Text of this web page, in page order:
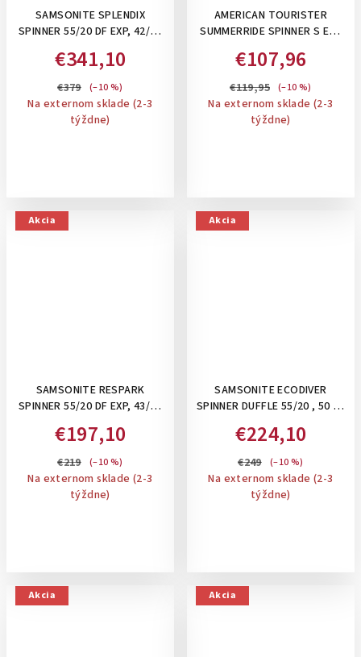
SAMSONITE SPLENDIX
SPINNER 55/20 DF EXP, 42/48
KOLIESKACH, ROZŠÍRITEĽNÝ:
GREEN/BLACK
€341,10
€379 (–10 %)
Na externom sklade (2-3
týždne)
AMERICAN TOURISTER
SUMMERRIDE SPINNER S EXP
KUFOR, ROZŠÍRITEĽNÝ: NAVY
€107,96
€119,95 (–10 %)
Na externom sklade (2-3
týždne)
Akcia
SAMSONITE RESPARK
SPINNER 55/20 DF EXP, 43/49
KOLIESKACH, ROZŠÍRITEĽNÝ:
FOREST GREEN
€197,10
€219 (–10 %)
Na externom sklade (2-3
týždne)
Akcia
SAMSONITE ECODIVER
SPINNER DUFFLE 55/20 , 50 L -
KOLIESKACH: YELLOW
€224,10
€249 (–10 %)
Na externom sklade (2-3
týždne)
Akcia Akcia